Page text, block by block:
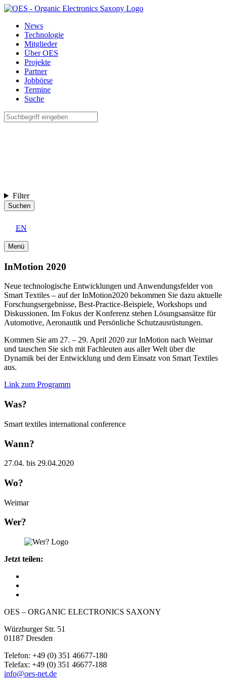
News
Technologie
Mitglieder
Über OES
Projekte
Partner
Jobbörse
Termine
Suche
Filter
Suchen
EN
Menü
InMotion 2020
Neue technologische Entwicklungen und Anwendungsfelder von
Smart Textiles – auf der InMotion2020 bekommen Sie dazu aktuelle
Forschungsergebnisse, Best-Practice-Beispiele, Workshops und
Diskussionen. Im Fokus der Konferenz stehen Lösungsansätze für
Automotive, Aeronautik und Persönliche Schutzausrüstungen.
Kommen Sie am 27. – 29. April 2020 zur InMotion nach Weimar
und tauschen Sie sich mit Fachleuten aus aller Welt über die
Dynamik bei der Entwicklung und dem Einsatz von Smart Textiles
aus.
Link zum Programm
Was?
Smart textiles international conference
Wann?
27.04. bis 29.04.2020
Wo?
Weimar
Wer?
Jetzt teilen:
OES – ORGANIC ELECTRONICS SAXONY
Würzburger Str. 51
01187 Dresden
Telefon: +49 (0) 351 46677-180
Telefax: +49 (0) 351 46677-188
info@oes-net.de